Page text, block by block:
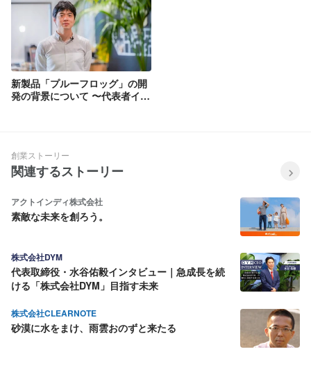
新製品「プルーフロッグ」の開
発の背景について 〜代表者イン
創業ストーリー
関連するストーリー
アクトインディ株式会社
素敵な未来を創ろう。
株式会社DYM
代表取締役・水谷佑毅インタビュー｜急成長を続
ける「株式会社DYM」目指す未来
株式会社CLEARNOTE
砂漠に水をまけ、雨雲おのずと来たる